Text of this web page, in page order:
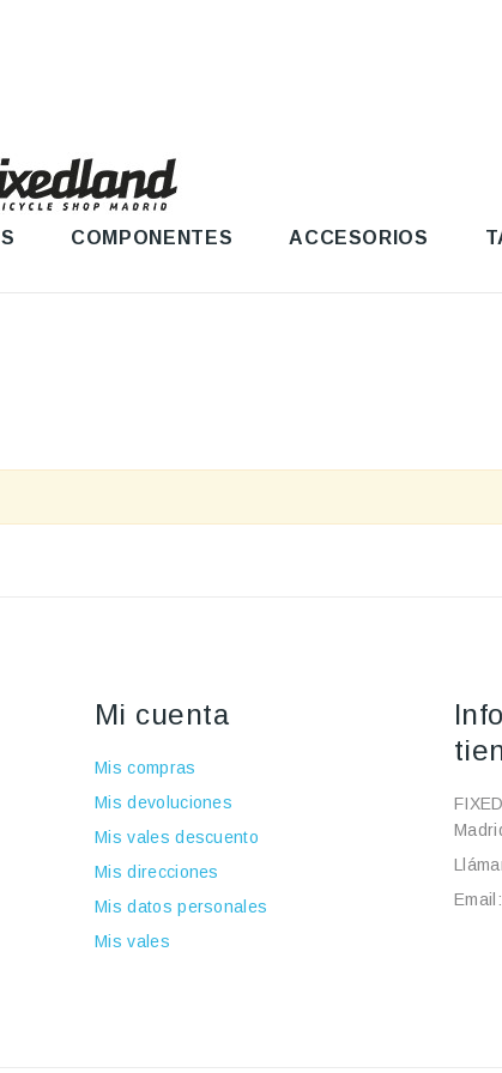
COMPONENTES ACCESORIOS
Mi cuenta
Mis compras
Mis devoluciones
Mis vales descuento
Mis direcciones
Mis datos personales
Mis vales